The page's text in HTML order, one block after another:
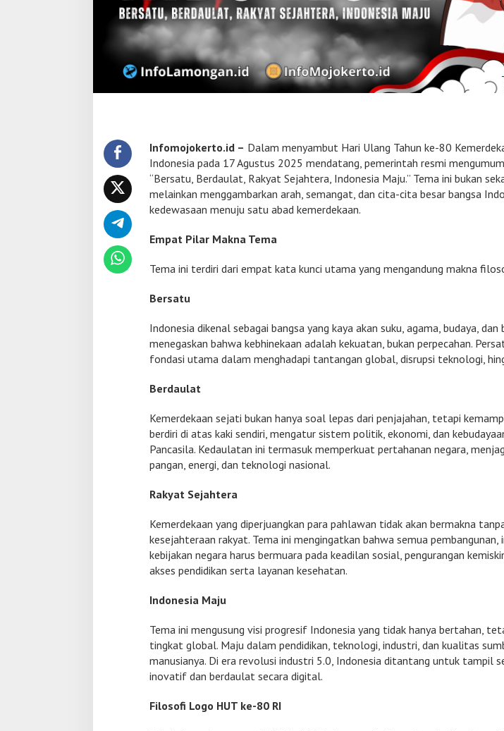
r
s
t
u
,
u
l
a
t
,
R
k
a
a
h
t
e
a
I
n
d
o
n
s
a
M
a
j
u
Infomojokerto.id – Dalam menyambut Hari Ulang Tahun ke-80
Indonesia pada 17 Agustus 2025 mendatang, pemerintah resmi
“Bersatu, Berdaulat, Rakyat Sejahtera, Indonesia Maju.” Tema ini bukan
melainkan menggambarkan arah, semangat, dan cita-cita besar bangsa
kedewasaan menuju satu abad kemerdekaan.
Empat Pilar Makna Tema
Tema ini terdiri dari empat kata kunci utama yang mengandung makna
Bersatu
Indonesia dikenal sebagai bangsa yang kaya akan suku, agama, budaya,
menegaskan bahwa kebhinekaan adalah kekuatan, bukan perpecahan.
fondasi utama dalam menghadapi tantangan global, disrupsi teknologi,
Berdaulat
Kemerdekaan sejati bukan hanya soal lepas dari penjajahan, tetapi
berdiri di atas kaki sendiri, mengatur sistem politik, ekonomi, dan
Pancasila. Kedaulatan ini termasuk memperkuat pertahanan negara,
pangan, energi, dan teknologi nasional.
Rakyat Sejahtera
Kemerdekaan yang diperjuangkan para pahlawan tidak akan bermakna
kesejahteraan rakyat. Tema ini mengingatkan bahwa semua pembangunan,
kebijakan negara harus bermuara pada keadilan sosial, pengurangan
akses pendidikan serta layanan kesehatan.
Indonesia Maju
Tema ini mengusung visi progresif Indonesia yang tidak hanya bertahan,
tingkat global. Maju dalam pendidikan, teknologi, industri, dan kualitas
manusianya. Di era revolusi industri 5.0, Indonesia ditantang untuk tampil
inovatif dan berdaulat secara digital.
Filosofi Logo HUT ke-80 RI